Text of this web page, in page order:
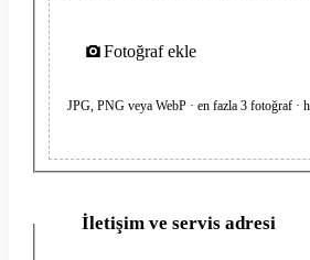
Fotoğraf ekle
JPG, PNG veya WebP · en fazla 3 fotoğraf ·
İletişim ve servis adresi